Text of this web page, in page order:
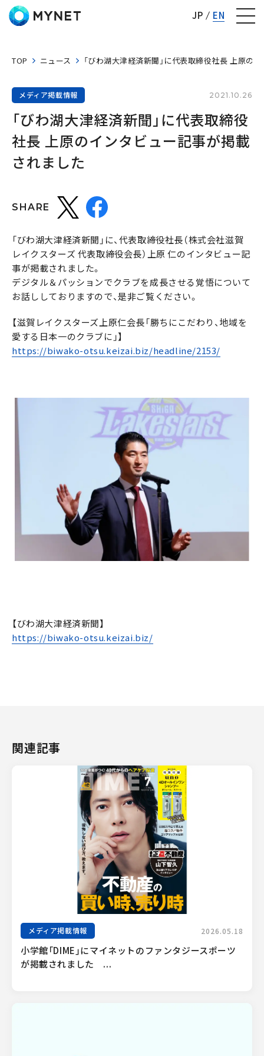
JP EN
TOP ニュース 「びわ湖大津経済新聞」に代表取締役社長 上原の
メディア掲載情報 2021.10.26
「びわ湖大津経済新聞」に代表取締役
社長 上原のインタビュー記事が掲載
されました
SHARE
「びわ湖大津経済新聞」に、代表取締役社長（株式会社滋賀
レイクスターズ 代表取締役会長）上原 仁のインタビュー記
事が掲載されました。
デジタル＆パッションでクラブを成長させる覚悟について
お話ししておりますので、是非ご覧ください。
【滋賀レイクスターズ上原仁会長「勝ちにこだわり、地域を
愛する日本一のクラブに」】
https://biwako-otsu.keizai.biz/headline/2153/
【びわ湖大津経済新聞】
https://biwako-otsu.keizai.biz/
関連記事
メディア掲載情報 2026.05.18
小学館「DIME」にマイネットのファンタジースポーツ
が掲載されました　...